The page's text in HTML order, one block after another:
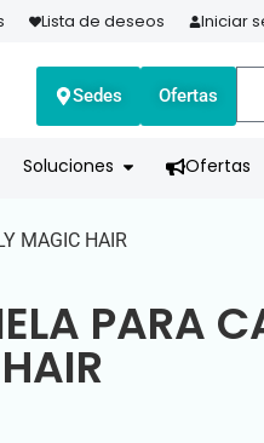
COMPRA HOY Y PAGA EN 3
Lista de deseos Iniciar
Sedes Ofertas
Soluciones Ofertas
MAGIC HAIR
PARA